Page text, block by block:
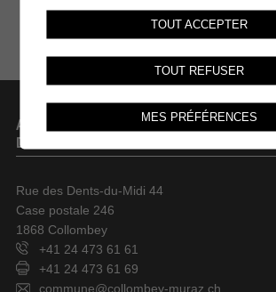
ADMINISTRATION COMMUNALE
DE COLLOMBEY-MURAZ
Rue des Dents-du-Midi 44
Case postale 246
1868 Collombey
+41 24 473 61 61
+41 24 473 61 69
commune@collombey-muraz.ch
TOUT ACCEPTER
TOUT REFUSER
MES PRÉFÉRENCES